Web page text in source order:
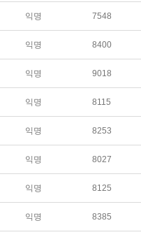
익명 7548
익명 8400
익명 9018
익명 8115
익명 8253
익명 8027
익명 8125
익명 8385